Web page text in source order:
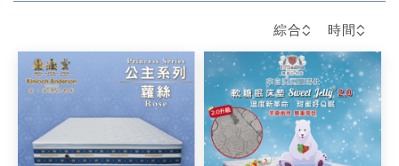
綜合 時間
會員輸入折扣碼可減$30元
會員滿15000元可享5折